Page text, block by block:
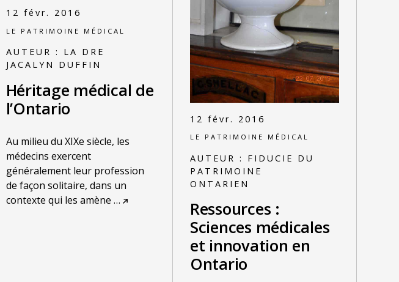
12 févr. 2016
LE PATRIMOINE MÉDICAL
AUTEUR : LA DRE
JACALYN DUFFIN
Héritage médical de
l’Ontario
Au milieu du XIXe siècle, les
médecins exercent
généralement leur profession
de façon solitaire, dans un
contexte qui les amène …
12 févr. 2016
LE PATRIMOINE MÉDICAL
AUTEUR : FIDUCIE DU
PATRIMOINE
ONTARIEN
Ressources :
Sciences médicales
et innovation en
Ontario